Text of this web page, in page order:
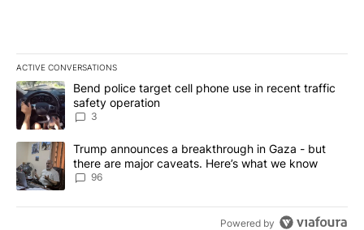
ACTIVE CONVERSATIONS
The following is a list of the most commented articles in the last
A trending article titled "Bend police target cell phone use in
Bend police target cell phone use in recent traffic
safety operation
3
A trending article titled "Trump announces a breakthrough in
Trump announces a breakthrough in Gaza - but
there are major caveats. Here’s what we know
96
Powered by